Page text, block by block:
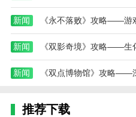
版无限金币下载) 模拟冒险角色游
野外生存的世界游戏攻略综合篇(
新闻 《永不落败》攻略——游
新闻 《双影奇境》攻略——生
新闻 《双点博物馆》攻略——
推荐下载